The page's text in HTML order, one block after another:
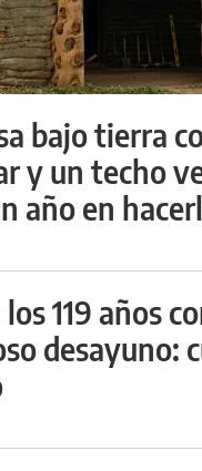
bajo tierra
y un techo
año en
119 años
desayuno: